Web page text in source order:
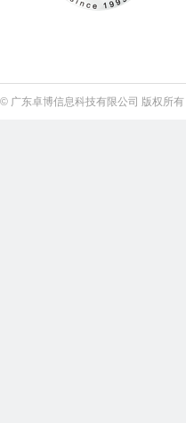
© 广东卓博信息科技有限公司 版权所有